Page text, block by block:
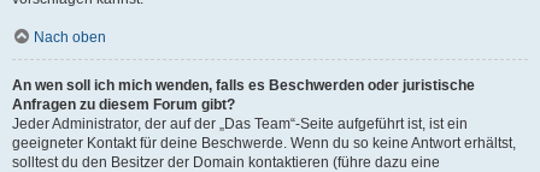
Nach oben
An wen soll ich mich wenden, falls es Beschwerden oder juristische
Anfragen zu diesem Forum gibt?
Jeder Administrator, der auf der „Das Team“-Seite aufgeführt ist, ist ein
geeigneter Kontakt für deine Beschwerde. Wenn du so keine Antwort erhältst,
solltest du den Besitzer der Domain kontaktieren (führe dazu eine